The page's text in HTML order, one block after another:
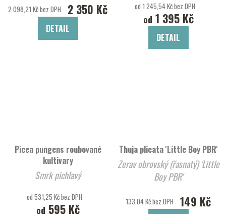
2 098,21 Kč bez DPH 2 350 Kč
DETAIL
od 1 245,54 Kč bez DPH
od 1 395 Kč
DETAIL
Picea pungens roubované
kultivary
Smrk pichlavý
od 531,25 Kč bez DPH
od 595 Kč
Thuja plicata 'Little Boy PBR'
Zerav obrovský (řasnatý) 'Little
Boy PBR'
133,04 Kč bez DPH 149 Kč